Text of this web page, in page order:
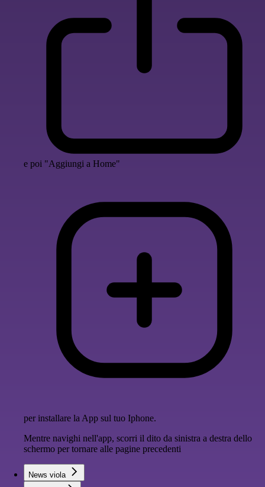
e poi "Aggiungi a Home"
per installare la App sul tuo Iphone.
Mentre navighi nell'app, scorri il dito da sinistra a destra dello
schermo per tornare alle pagine precedenti
News viola